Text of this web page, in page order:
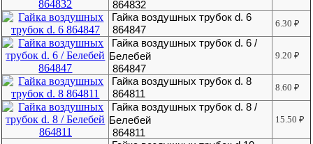
864832
Гайка воздушных трубок d. 6
864847
6.30₽
Гайка воздушных трубок d. 6 /
Белебей
864847
9.20₽
Гайка воздушных трубок d. 8
864811
8.60₽
Гайка воздушных трубок d. 8 /
Белебей
864811
15.50₽